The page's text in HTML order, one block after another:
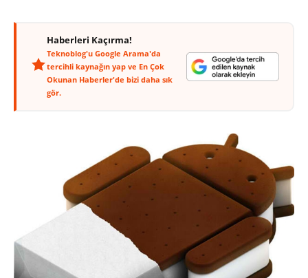
Haberleri Kaçırma!
Teknoblog'u Google Arama'da
tercihli kaynağın yap ve En Çok
Okunan Haberler'de bizi daha sık
gör.